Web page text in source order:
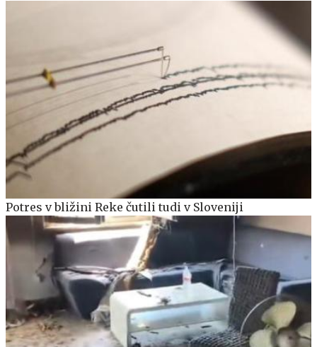
Potres v bližini Reke čutili tudi v Sloveniji